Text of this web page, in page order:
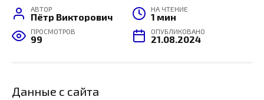
АВТОР
Пётр Викторович
НА ЧТЕНИЕ
1 мин
ПРОСМОТРОВ
99
ОПУБЛИКОВАНО
21.08.2024
Данные с сайта